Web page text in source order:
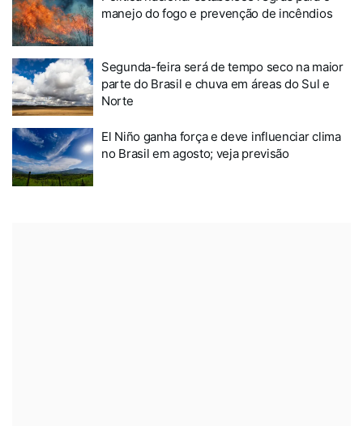
manejo do fogo e prevenção de incêndios
Segunda-feira será de tempo seco na maior
parte do Brasil e chuva em áreas do Sul e
Norte
El Niño ganha força e deve influenciar clima
no Brasil em agosto; veja previsão